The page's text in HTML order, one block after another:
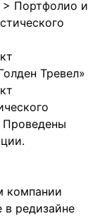
> Портфолио и
Тревел»
Проведены
компании
в редизайне